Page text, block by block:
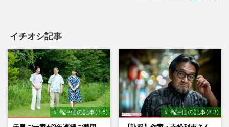
イチオシ記事
⭐ 高評価の記事(8.6) ⭐ 高評価の記事(8.3)